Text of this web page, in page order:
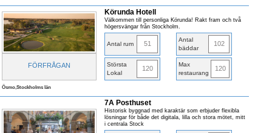
FÖRFRÅGAN
Körunda Hotell
Välkommen till personliga Körunda! Rakt fram och två
högersvängar från Stockholm.
Antal rum 51
Antal
bäddar
102
Största
Lokal
120
Max
restaurang
120
Ösmo,Stockholms län
7A Posthuset
Historisk byggnad med karaktär som erbjuder flexibla
lösningar för både det digitala, lilla och stora mötet, mitt
i centrala Stock